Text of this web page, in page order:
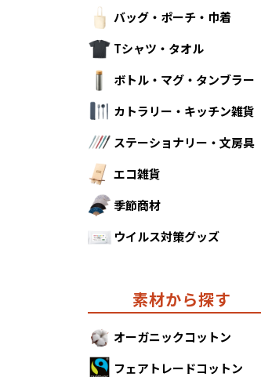
バッグ・ポーチ・巾着
トートバッグ
折りたたみエコバッグ
不織布バッグ
保冷・保温バッグ
ポーチ・巾着
Tシャツ・タオル
Tシャツ
タオル
ボトル・マグ・タンブラー
ボトル
マグカップ
タンブラー
カトラリー・キッチン雑貨
スプーン・フォーク・お箸
ストロー
その他キッチン雑貨
ステーショナリー・文房具
ペン
ノート
クリアファイル
エコ雑貨
防災グッズ
モバイルグッズ
その他エコ雑貨
季節商材
あったかグッズ
ウイルス対策グッズ
素材から探す
オーガニックコットン
フェアトレードコットン